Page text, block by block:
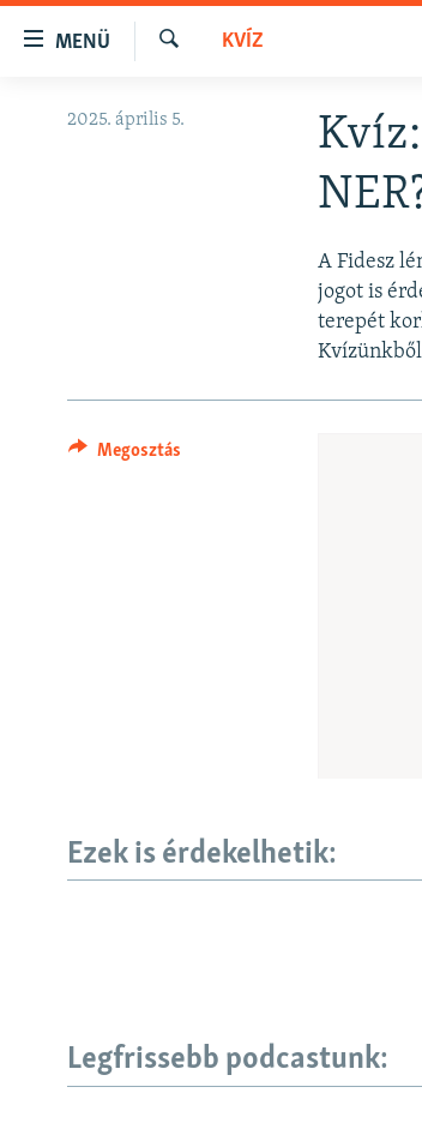
Akadálymentes
MENÜ
NAPIRENDEN
DEMOKRÁCIA
KVÍZ
2025. április 5.
A Fidesz
jogot is
terepét
Megosztás
Ezek is érdekelhetik:
Legfrissebb podcastunk: